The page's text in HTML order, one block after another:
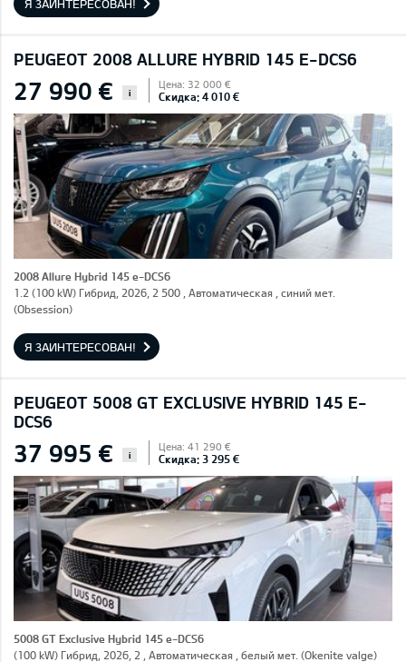
Я ЗАИНТЕРЕСОВАН!
PEUGEOT 2008 ALLURE HYBRID 145 E-DCS6
27 990 € i
Цена: 32 000 €
Скидка: 4 010 €
2008 Allure Hybrid 145 e-DCS6
1.2 (100 kW) Гибрид, 2026, 2 500 , Автоматическая , синий мет.
(Obsession)
Я ЗАИНТЕРЕСОВАН!
PEUGEOT 5008 GT EXCLUSIVE HYBRID 145 E-
DCS6
37 995 € i
Цена: 41 290 €
Скидка: 3 295 €
5008 GT Exclusive Hybrid 145 e-DCS6
(100 kW) Гибрид, 2026, 2 , Автоматическая , белый мет. (Okenite valge)